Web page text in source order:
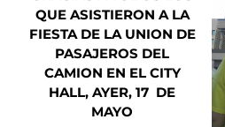
QUE ASISTIERON A LA
FIESTA DE LA UNION DE
PASAJEROS DEL
CAMION EN EL CITY
HALL, AYER, 17 DE
MAYO